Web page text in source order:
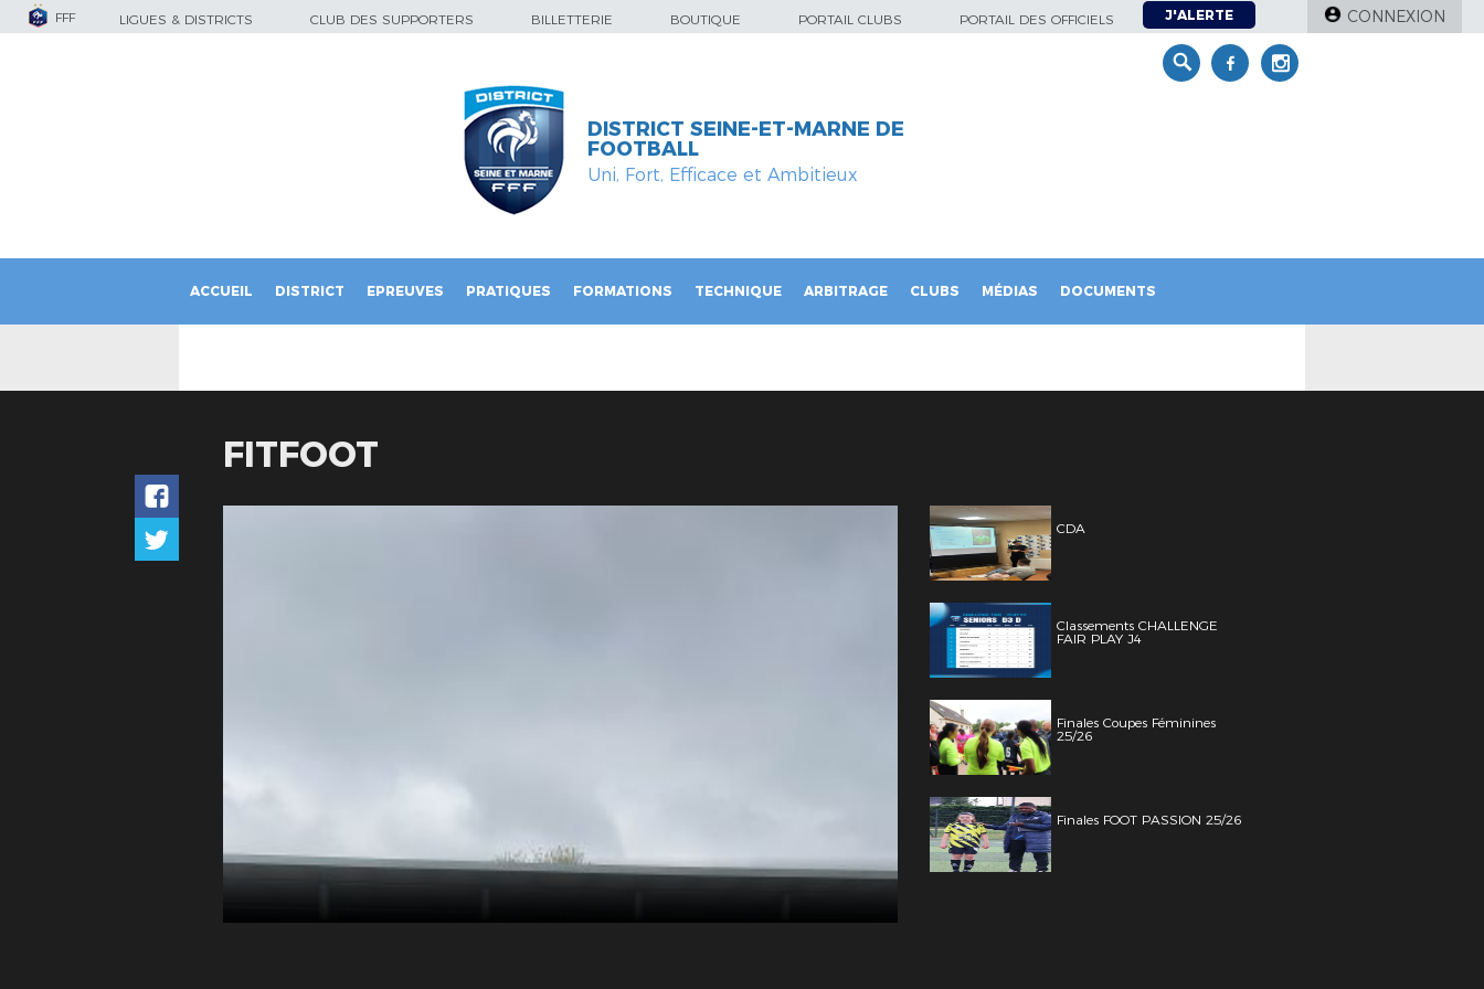
FFF LIGUES & DISTRICTS CLUB DES SUPPORTERS BILLETTERIE BOUTIQUE PORTAIL CLUBS PORTAIL DES OFFICIELS J'ALERTE CONNEXION
DISTRICT SEINE-ET-MARNE DE
FOOTBALL
Uni, Fort, Efficace et Ambitieux
ACCUEIL DISTRICT EPREUVES PRATIQUES FORMATIONS TECHNIQUE ARBITRAGE CLUBS MÉDIAS DOCUMENTS
FITFOOT
CDA
Classements CHALLENGE
FAIR PLAY J4
Finales Coupes Féminines
25/26
Finales FOOT PASSION 25/26